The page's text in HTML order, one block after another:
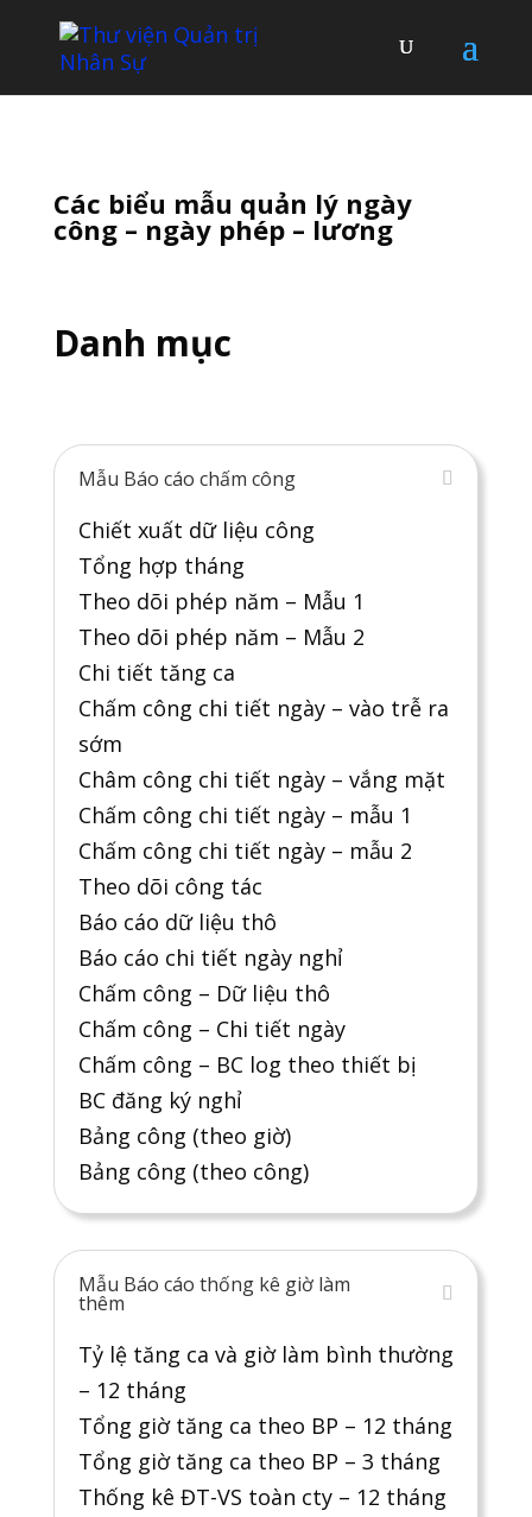
Các biểu mẫu quản lý ngày
công – ngày phép – lương
Danh mục
Mẫu Báo cáo chấm công
Chiết xuất dữ liệu công
Tổng hợp tháng
Theo dõi phép năm – Mẫu 1
Theo dõi phép năm – Mẫu 2
Chi tiết tăng ca
Chấm công chi tiết ngày – vào trễ ra
sớm
Châm công chi tiết ngày – vắng mặt
Chấm công chi tiết ngày – mẫu 1
Chấm công chi tiết ngày – mẫu 2
Theo dõi công tác
Báo cáo dữ liệu thô
Báo cáo chi tiết ngày nghỉ
Chấm công – Dữ liệu thô
Chấm công – Chi tiết ngày
Chấm công – BC log theo thiết bị
BC đăng ký nghỉ
Bảng công (theo giờ)
Bảng công (theo công)
Mẫu Báo cáo thống kê giờ làm
thêm
Tỷ lệ tăng ca và giờ làm bình thường
– 12 tháng
Tổng giờ tăng ca theo BP – 12 tháng
Tổng giờ tăng ca theo BP – 3 tháng
Thống kê ĐT-VS toàn cty – 12 tháng